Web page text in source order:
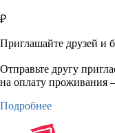
₽
Приглашайте друзей и
Отправьте другу
на оплату проживания
Подробнее